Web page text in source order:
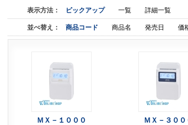
表示方法： ピックアップ 一覧 詳細一覧
並べ替え： 商品コード 商品名 発売日 価
ＭＸ－１０００ ＭＸ－３００